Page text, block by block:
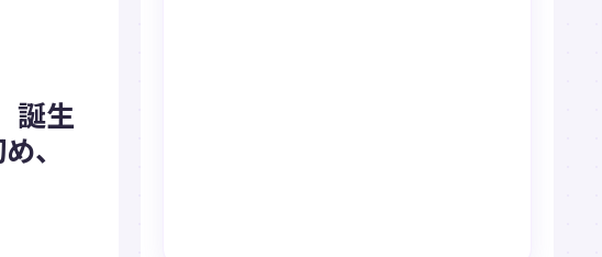
誕生
、